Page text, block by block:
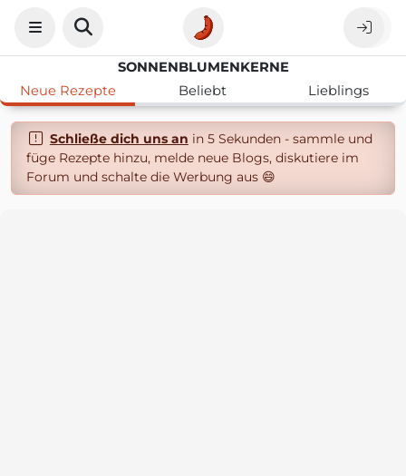
SONNENBLUMENKERNE
Neue Rezepte
Beliebt Lieblings
Schließe dich uns an in 5 Sekunden - sammle und
füge Rezepte hinzu, melde neue Blogs, diskutiere im
Forum und schalte die Werbung aus 😄